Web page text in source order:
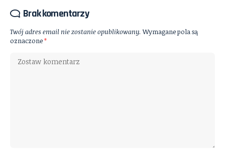
Brak komentarzy
Twój adres email nie zostanie opublikowany. Wymagane pola są
oznaczone*